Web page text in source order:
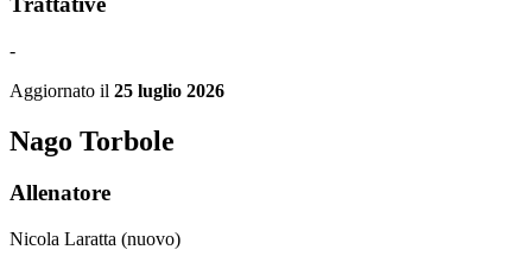
-
Aggiornato il 25 luglio 2026
Nago Torbole
Allenatore
Nicola Laratta (nuovo)